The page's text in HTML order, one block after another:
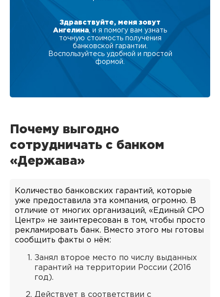
Здравствуйте, меня зовут
Ангелина, и я помогу вам узнать
точную стоимость получения
банковской гарантии.
Воспользуйтесь удобной и простой
формой.
Почему выгодно
сотрудничать с банком
«Держава»
Количество банковских гарантий, которые
уже предоставила эта компания, огромно. В
отличие от многих организаций, «Единый СРО
Центр» не заинтересован в том, чтобы просто
рекламировать банк. Вместо этого мы готовы
сообщить факты о нём:
Занял второе место по числу выданных
гарантий на территории России (2016
год).
Действует в соответствии с